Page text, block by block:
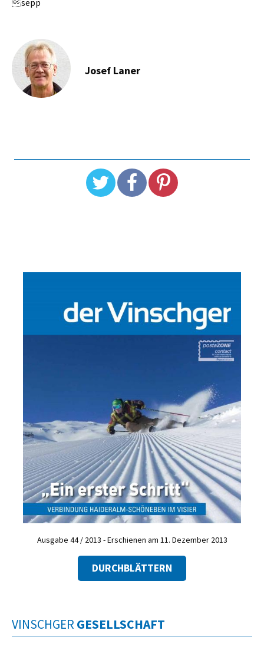
Josef Laner
Ausgabe 44 / 2013 - Erschienen am 11. Dezember 2013
DURCHBLÄTTERN
VINSCHGER GESELLSCHAFT